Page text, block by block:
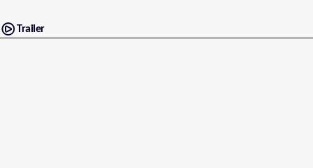
Trailer